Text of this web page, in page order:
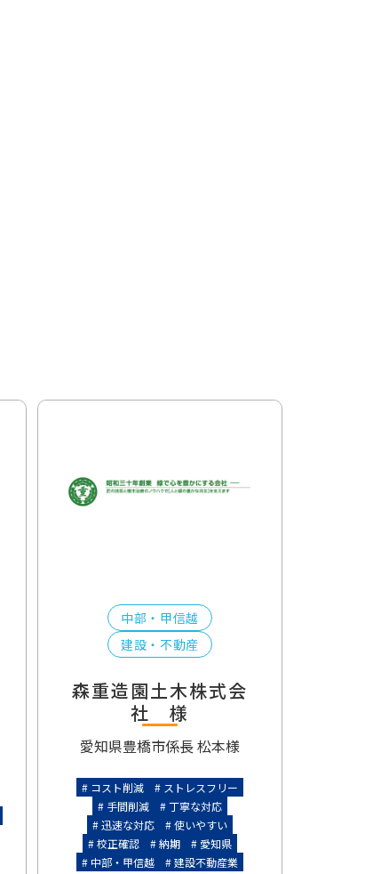
中部・甲信越
建設・不動産
森重造園土木株式会
社 様
愛知県豊橋市係長 松本様
コスト削減
ストレスフリー
手間削減
丁寧な対応
迅速な対応
使いやすい
校正確認
納期
愛知県
中部・甲信越
建設不動産業